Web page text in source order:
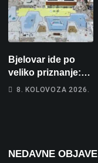
Bjelovar ide po
veliko priznanje:
Hrebak danas u
prvenstva
8. KOLOVOZA 2026.
NEDAVNE OBJAVE